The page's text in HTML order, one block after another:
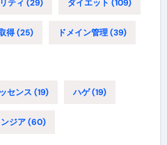
ティ (29) ダイエット (109)
得(25) ドメイン管理(39)
センス (19) ハゲ(19)
ジア(60)